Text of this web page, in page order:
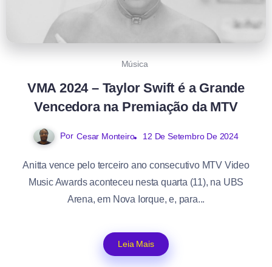
Música
VMA 2024 – Taylor Swift é a Grande
Vencedora na Premiação da MTV
Por Cesar Monteiro 12 De Setembro De 2024
Anitta vence pelo terceiro ano consecutivo MTV Video
Music Awards aconteceu nesta quarta (11), na UBS
Arena, em Nova Iorque, e, para...
Leia Mais